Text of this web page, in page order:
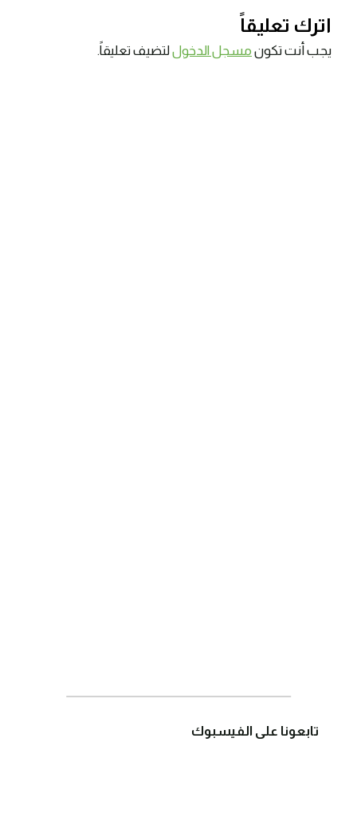
اترك تعليقاً
يجب أنت تكون مسجل الدخوللتضيف تعليقاً.
تابعونا على الفيسبوك